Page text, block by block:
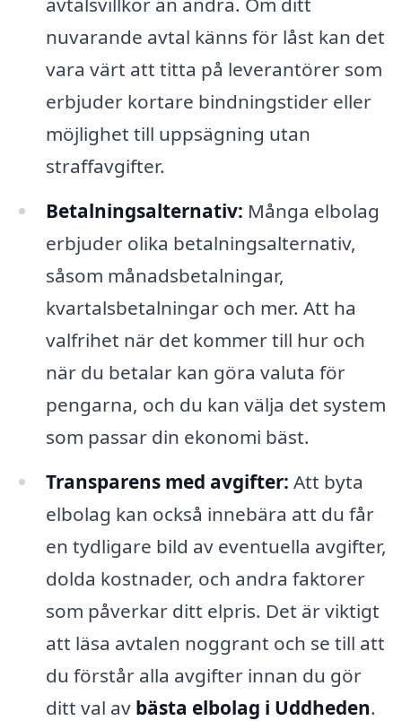
nuvarande avtal känns för låst kan det
vara värt att titta på leverantörer som
erbjuder kortare bindningstider eller
möjlighet till uppsägning utan
straffavgifter.
Betalningsalternativ: Många elbolag
erbjuder olika betalningsalternativ,
såsom månadsbetalningar,
kvartalsbetalningar och mer. Att ha
valfrihet när det kommer till hur och
när du betalar kan göra valuta för
pengarna, och du kan välja det system
som passar din ekonomi bäst.
Transparens med avgifter: Att byta
elbolag kan också innebära att du får
en tydligare bild av eventuella avgifter,
dolda kostnader, och andra faktorer
som påverkar ditt elpris. Det är viktigt
att läsa avtalen noggrant och se till att
du förstår alla avgifter innan du gör
ditt val av bästa elbolag i Uddheden.